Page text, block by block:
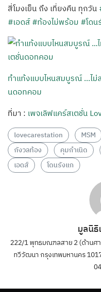
สี่โมงเย็น ถึง เที่ยงคืน ทุกวัน
#เอดส์ #ท้องไม่พร้อม #โดน
ทำแท้งแบบไหนสมบูรณ์ …ไม่
นดอทคอม
ที่มา : เพจเลิฟแคร์สเตชั่น
lovecarestation MSM
กังวลท้อง
คุมกำเนิด
เอดส์
โดนรังแก
มูลนิธิ
222/1 พุทธมณฑลสาย 2 (ด้านศ
ทวีวัฒนา กรุงเทพมหานคร